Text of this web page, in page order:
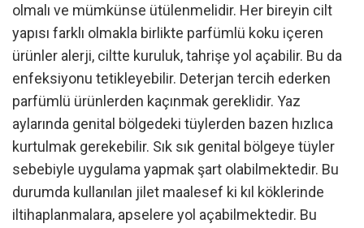
olmalı ve mümkünse ütülenmelidir. Her bireyin cilt
yapısı farklı olmakla birlikte parfümlü koku içeren
ürünler alerji, ciltte kuruluk, tahrişe yol açabilir. Bu da
enfeksiyonu tetikleyebilir. Deterjan tercih ederken
parfümlü ürünlerden kaçınmak gereklidir. Yaz
aylarında genital bölgedeki tüylerden bazen hızlıca
kurtulmak gerekebilir. Sık sık genital bölgeye tüyler
sebebiyle uygulama yapmak şart olabilmektedir. Bu
durumda kullanılan jilet maalesef ki kıl köklerinde
iltihaplanmalara, apselere yol açabilmektedir. Bu